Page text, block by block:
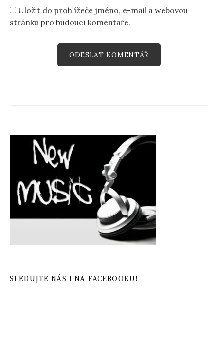
Uložit do prohlížeče jméno, e-mail a webovou
stránku pro budoucí komentáře.
SLEDUJTE NÁS I NA FACEBOOKU!